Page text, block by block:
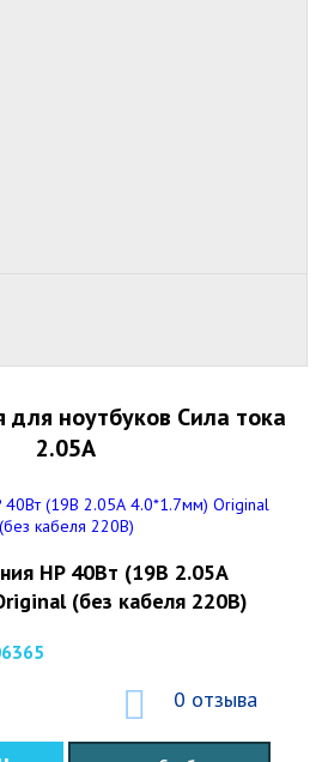
для ноутбуков Сила тока
2.05А
HP 40Вт (19В 2.05А
(без кабеля 220В)
0 отзыва